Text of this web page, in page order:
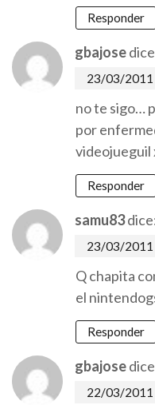
Responder
gbajose
23/03/2011
no te sigo…
por
videojueguil
Responder
samu83
23/03/2011
Q chapita
el
Responder
gbajose
22/03/2011